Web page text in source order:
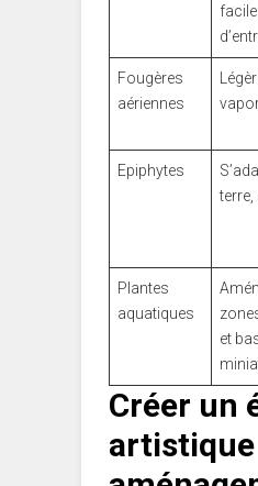
Fougères
aériennes
Epiphytes
Plantes
aquatiques
et
Créer un